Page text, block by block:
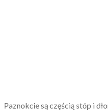
Paznokcie są częścią stóp i